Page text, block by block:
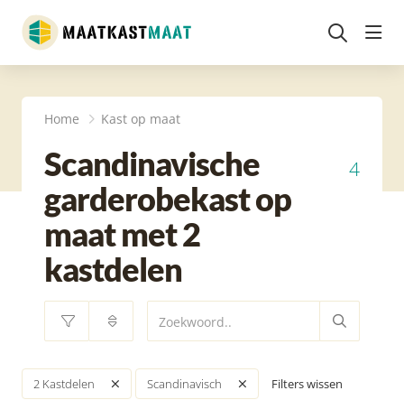
Home Kast op maat
Scandinavische
garderobekast op
maat met 2
kastdelen
4
2 Kastdelen Scandinavisch Filters wissen